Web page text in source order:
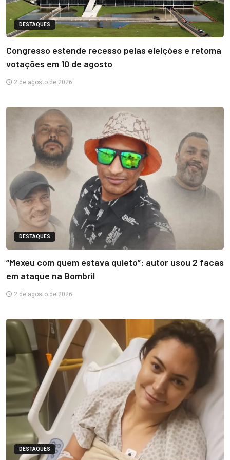
DESTAQUES
Congresso estende recesso pelas eleições e retoma
votações em 10 de agosto
2 de agosto de 2026
DESTAQUES
“Mexeu com quem estava quieto”: autor usou 2 facas
em ataque na Bombril
2 de agosto de 2026
DESTAQUES